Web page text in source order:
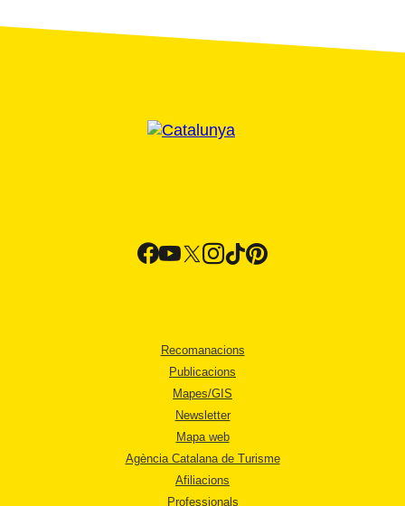
Recomanacions
Publicacions
Mapes/GIS
Newsletter
Mapa web
Agència Catalana de Turisme
Afiliacions
Professionals